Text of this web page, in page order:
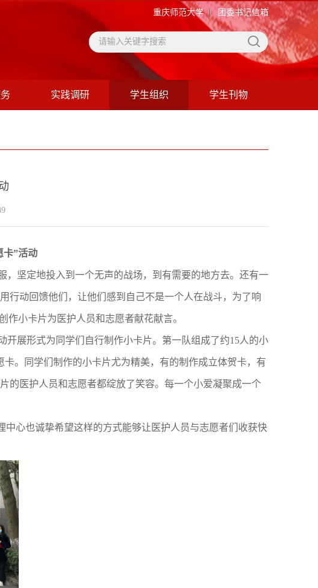
重庆师范大学 | 团委书记信箱
实践调研 学生组织 学生刊物
卡”活动
，坚定地投入到一个无声的战场，到 有需要的地方去。 还有一
行动回馈他们，让他们感到自己不是一个人在战斗，为了响
小卡片为医护人员和志愿者献花献言。
展形式为同学们自行制作小卡片。第一队组成了约1 5人的小
。同学们制作的小卡片尤为精美，有的制作成立体贺卡，有
的医护人员和志愿者都绽放了笑容。每一个小爱凝聚成一个
中心也诚挚希望这样的方式能够让医护人员与志愿者们收获快